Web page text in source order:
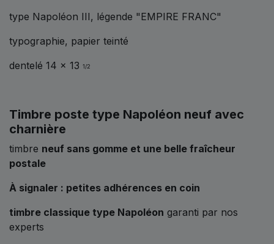
type Napoléon III, légende "EMPIRE FRANC"
typographie, papier teinté
dentelé 14 x 13 1/2
Timbre poste type Napoléon neuf avec
charnière
timbre neuf sans gomme et une belle fraîcheur
postale
À signaler : petites adhérences en coin
timbre classique type Napoléon garanti par nos
experts